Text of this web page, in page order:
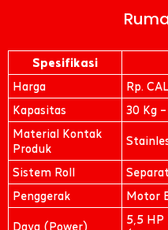
Spesifikasi
Harga
Rp.
Kapasitas
30 Kg
Material Kontak
Produk
Sistem Roll
Penggerak
Motor
Daya (Power)
5,5